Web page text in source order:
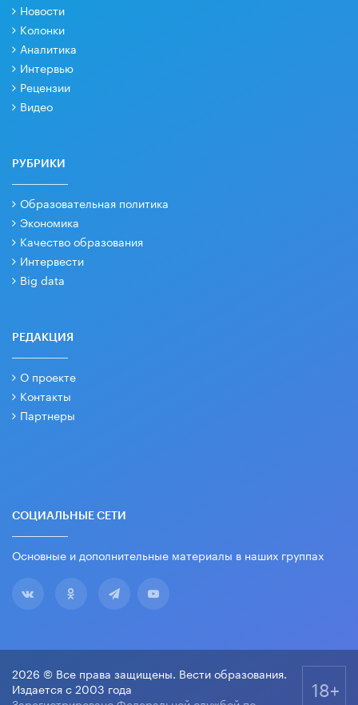
Новости
Колонки
Аналитика
Интервью
Рецензии
Видео
РУБРИКИ
Образовательная политика
Экономика
Качество образования
Интервести
Big data
РЕДАКЦИЯ
О проекте
Контакты
Партнеры
СОЦИАЛЬНЫЕ СЕТИ
Основные и дополнительные материалы в наших группах
2026 © Все права защищены. Вести образования.
Издается с 2003 года
18+